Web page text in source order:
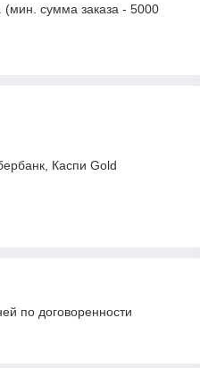
(мин. сумма заказа - 5000
Каспи Gold
по договоренности